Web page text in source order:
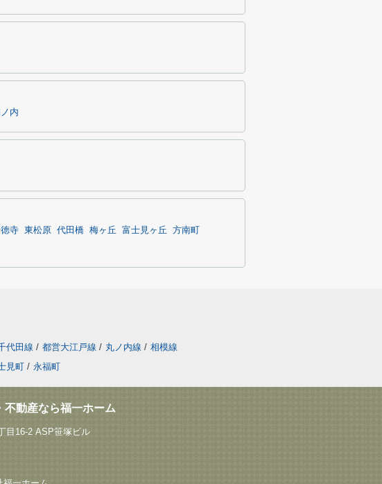
内
寺 東松原 代田橋 梅ヶ丘 富士見ヶ丘
方南町
代田線 / 都営大江戸線 / 丸ノ内線 / 相模線
見町 / 永福町
不動産なら福一ホーム
目16-2 ASP笹塚ビル